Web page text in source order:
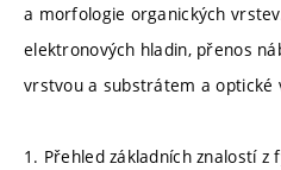
a morfologie organických
elektronových hladin, přenos
vrstvou a substrátem a optické
1. Přehled základních znalostí z